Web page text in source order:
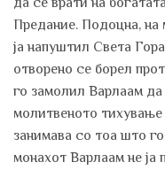
Предание. Подоцна, на
ја напуштил Света
отворено се борел
го замолил Варлаам да
молитвеното
занимава со тоа што
монахот Варлаам не ја